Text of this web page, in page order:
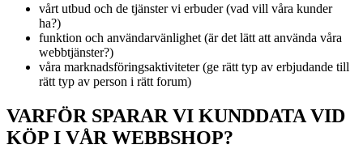
vårt utbud och de tjänster vi erbuder (vad vill våra kunder
ha?)
funktion och användarvänlighet (är det lätt att använda våra
webbtjänster?)
våra marknadsföringsaktiviteter (ge rätt typ av erbjudande till
rätt typ av person i rätt forum)
VARFÖR SPARAR VI KUNDDATA VID
KÖP I VÅR WEBBSHOP?